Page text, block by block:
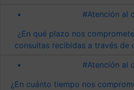
#Atención al
¿En qué plazo nos
consultas recibidas a través de
#Atención al
¿En cuánto tiempo nos